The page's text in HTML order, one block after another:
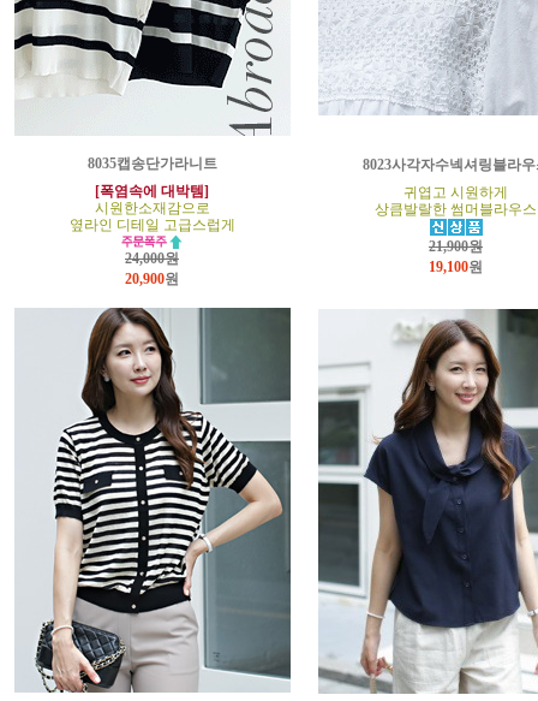
8035캡송단가라니트
[폭염속에 대박템]
시원한소재감으로
옆라인 디테일 고급스럽게
24,000원
20,900원
8023사각자수넥셔링블라우
귀엽고 시원하게
상큼발랄한 썸머블라우스
21,900원
19,100원